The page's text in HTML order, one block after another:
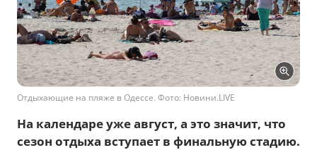
Отдыхающие на пляже в Одессе. Фото: Новини.LIVE
На календаре уже август, а это значит, что
сезон отдыха вступает в финальную стадию.